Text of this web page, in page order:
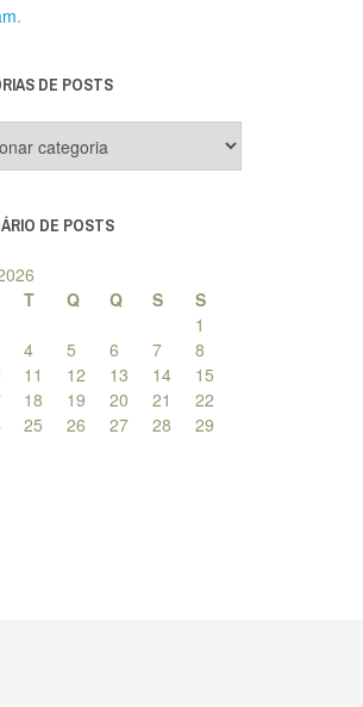
.
DE POSTS
DE POSTS
T Q Q S
S
1
4 5 6 7
8
11 12 13 14
15
18 19 20 21
22
25 26 27 28
29